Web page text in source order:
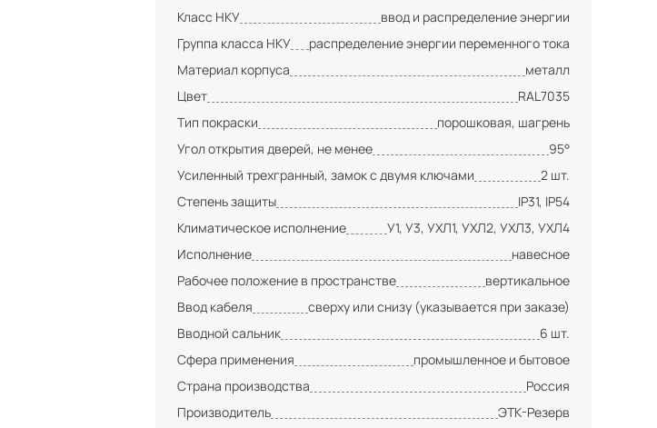
Класс НКУ
ввод и распределение энергии
Группа класса НКУ
распределение энергии переменного тока
Материал корпуса
металл
Цвет
RAL7035
Тип покраски
порошковая, шагрень
Угол открытия дверей, не менее
95°
Усиленный трехгранный, замок с двумя ключами
2 шт.
Степень защиты
IP31, IP54
Климатическое исполнение
У1, У3, УХЛ1, УХЛ2, УХЛ3, УХЛ4
Исполнение
навесное
Рабочее положение в пространстве
вертикальное
Ввод кабеля
сверху или снизу (указывается при заказе)
Вводной сальник
6 шт.
Сфера применения
промышленное и бытовое
Страна производства
Россия
Производитель
ЭТК-Резерв